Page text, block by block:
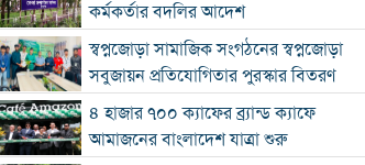
কর্মকর্তার বদলির আদেশ
স্বপ্নজোড়া সামাজিক সংগঠনের স্বপ্নজোড়া
সবুজায়ন প্রতিযোগিতার পুরস্কার বিতরণ
৪ হাজার ৭০০ ক্যাফের ব্র্যান্ড ক্যাফে
আমাজনের বাংলাদেশ যাত্রা শুরু